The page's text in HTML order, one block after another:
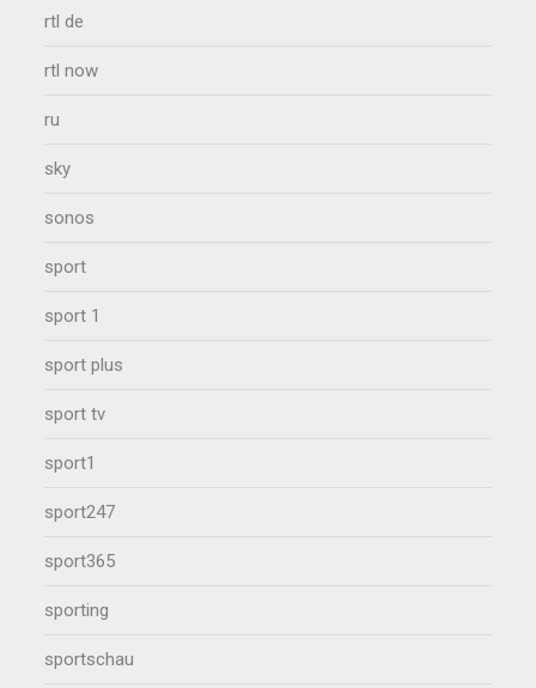
rtl de
rtl now
ru
sky
sonos
sport
sport 1
sport plus
sport tv
sport1
sport247
sport365
sporting
sportschau